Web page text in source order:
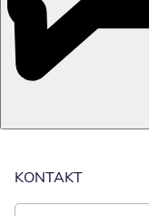
KONTAKT